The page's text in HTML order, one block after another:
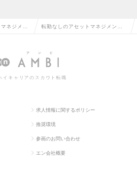
ネジメン
資
転勤なしのアセットマネジメン
職・求人情報一覧
イキャリアのスカウト転職
求人情報に関するポリシー
推奨環境
参画のお問い合わせ
エン会社概要